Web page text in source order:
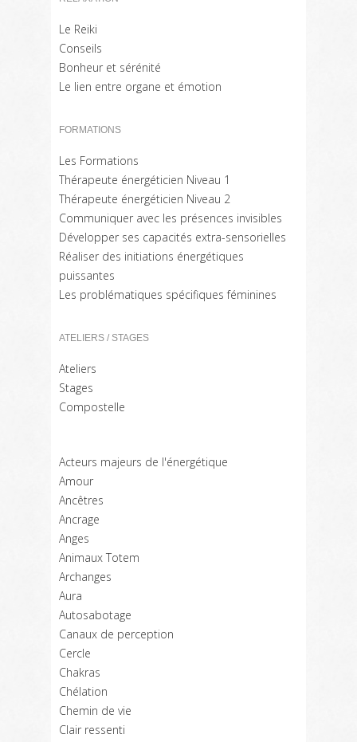
Le Reiki
Conseils
Bonheur et sérénité
Le lien entre organe et émotion
FORMATIONS
Les Formations
Thérapeute énergéticien Niveau 1
Thérapeute énergéticien Niveau 2
Communiquer avec les présences invisibles
Développer ses capacités extra-sensorielles
Réaliser des initiations énergétiques
puissantes
Les problématiques spécifiques féminines
ATELIERS / STAGES
Ateliers
Stages
Compostelle
Acteurs majeurs de l'énergétique
Amour
Ancêtres
Ancrage
Anges
Animaux Totem
Archanges
Aura
Autosabotage
Canaux de perception
Cercle
Chakras
Chélation
Chemin de vie
Clair ressenti